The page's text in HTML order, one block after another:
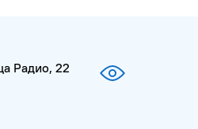
Радио, 22